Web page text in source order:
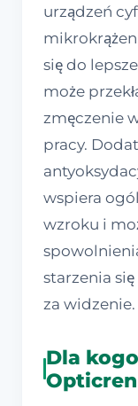
urządzeń
się do
może
zmęczenie
pracy.
wspiera
wzroku i
starzenia
za widzenie.
Dla
Opticren